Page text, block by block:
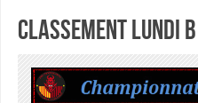
Classement Lundi